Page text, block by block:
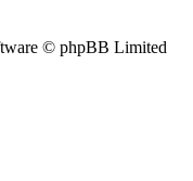
© phpBB Limited